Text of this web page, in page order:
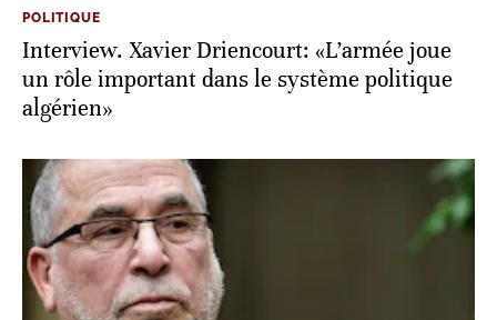
POLITIQUE
Interview. Xavier Driencourt: «L’armée joue
un rôle important dans le système politique
algérien»